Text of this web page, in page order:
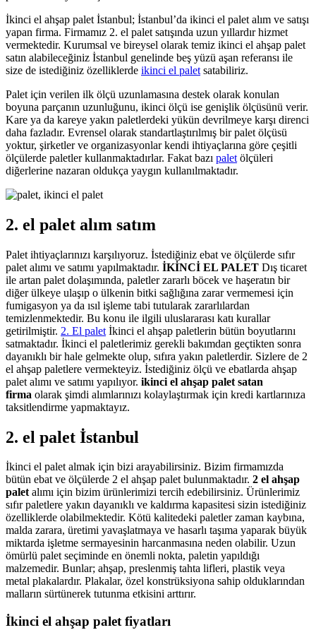
İkinci el ahşap palet İstanbul; İstanbul’da ikinci el palet alım ve satışı
yapan firma. Firmamız 2. el palet satışında uzun yıllardır hizmet
vermektedir. Kurumsal ve bireysel olarak temiz ikinci el ahşap palet
satın alabileceğiniz İstanbul genelinde beş yüzü aşan referansı ile
size de istediğiniz özelliklerde ikinci el palet satabiliriz.
Palet için verilen ilk ölçü uzunlamasına destek olarak konulan
boyuna parçanın uzunluğunu, ikinci ölçü ise genişlik ölçüsünü verir.
Kare ya da kareye yakın paletlerdeki yükün devrilmeye karşı direnci
daha fazladır. Evrensel olarak standartlaştırılmış bir palet ölçüsü
yoktur, şirketler ve organizasyonlar kendi ihtiyaçlarına göre çeşitli
ölçülerde paletler kullanmaktadırlar. Fakat bazı palet ölçüleri
diğerlerine nazaran oldukça yaygın kullanılmaktadır.
2. el palet alım satım
Palet ihtiyaçlarınızı karşılıyoruz. İstediğiniz ebat ve ölçülerde sıfır
palet alımı ve satımı yapılmaktadır. İKİNCİ EL PALET Dış ticaret
ile artan palet dolaşımında, paletler zararlı böcek ve haşeratın bir
diğer ülkeye ulaşıp o ülkenin bitki sağlığına zarar vermemesi için
fumigasyon ya da ısıl işleme tabi tutularak zararlılardan
temizlenmektedir. Bu konu ile ilgili uluslararası katı kurallar
getirilmiştir. 2. El palet İkinci el ahşap paletlerin bütün boyutlarını
satmaktadır. İkinci el paletlerimiz gerekli bakımdan geçtikten sonra
dayanıklı bir hale gelmekte olup, sıfıra yakın paletlerdir. Sizlere de 2
el ahşap paletlere vermekteyiz. İstediğiniz ölçü ve ebatlarda ahşap
palet alımı ve satımı yapılıyor. ikinci el ahşap palet satan
firma olarak şimdi alımlarınızı kolaylaştırmak için kredi kartlarınıza
taksitlendirme yapmaktayız.
2. el palet İstanbul
İkinci el palet almak için bizi arayabilirsiniz. Bizim firmamızda
bütün ebat ve ölçülerde 2 el ahşap palet bulunmaktadır. 2 el ahşap
paletalımı için bizim ürünlerimizi tercih edebilirsiniz. Ürünlerimiz
sıfır paletlere yakın dayanıklı ve kaldırma kapasitesi sizin istediğiniz
özelliklerde olabilmektedir. Kötü kalitedeki paletler zaman kaybına,
malda zarara, üretimi yavaşlatmaya ve hasarlı taşıma yaparak büyük
miktarda işletme sermayesinin harcanmasına neden olabilir. Uzun
ömürlü palet seçiminde en önemli nokta, paletin yapıldığı
malzemedir. Bunlar; ahşap, preslenmiş tahta lifleri, plastik veya
metal plakalardır. Plakalar, özel konstrüksiyona sahip olduklarından
malların sürtünerek tutunma etkisini arttırır.
İkinci el ahşap palet fiyatları